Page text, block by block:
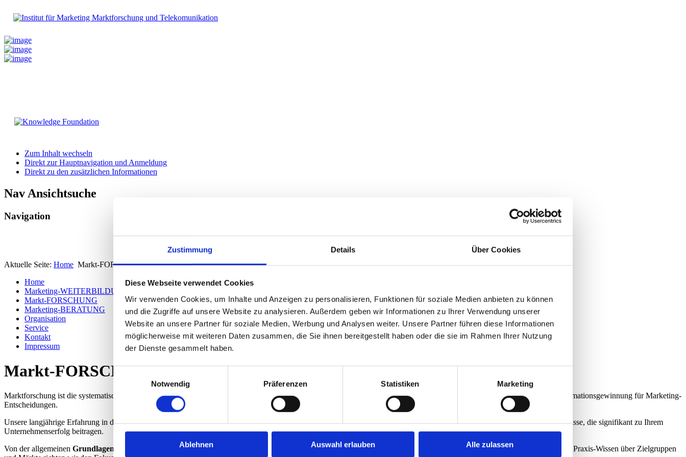
Zustimmung Details Über Cookies
Diese Webseite verwendet Cookies
Wir verwenden Cookies, um Inhalte und Anzeigen zu personalisieren, Funktionen für soziale Medien anbieten zu können
und die Zugriffe auf unsere Website zu analysieren. Außerdem geben wir Informationen zu Ihrer Verwendung unserer
Website an unsere Partner für soziale Medien, Werbung und Analysen weiter. Unsere Partner führen diese Informationen
möglicherweise mit weiteren Daten zusammen, die Sie ihnen bereitgestellt haben oder die sie im Rahmen Ihrer Nutzung
der Dienste gesammelt haben.
Notwendig
Präferenzen Statistiken Marketing
Ablehnen Auswahl erlauben Alle zulassen
Zum Inhalt wechseln
Direkt zur Hauptnavigation und Anmeldung
Direkt zu den zusätzlichen Informationen
Nav Ansichtsuche
Navigation
Erfolg durch Denken in Kundennutzen
Aktuelle Seite: Home Markt-FORSCHUNG
Home
Marketing-WEITERBILDUNG
Markt-FORSCHUNG
Marketing-BERATUNG
Organisation
Service
Kontakt
Impressum
Markt-FORSCHUNG
Marktforschung ist die systematische Sammlung, Aufarbeitung, Analyse und Interpretation von Daten über Märkte und Marktbeeinflussungsmöglichkeiten zum Zweck der Informationsgewinnung für Marketing-
Entscheidungen.
Unsere langjährige Erfahrung in der Marktforschung sowie die Nutzung moderner, praxiserprobter Methoden und Analyseinstrumente gewährleisten empirisch fundierte Ergebnisse, die signifikant zu Ihrem
Unternehmenserfolg beitragen.
Von der allgemeinen Grundlagenforschung bis hin zur spezifischen
: Wir verschaffen Ihnen im Datendschungel den nötigen Überblick. Mit tiefgreifendem Praxis-Wissen über Zielgruppen